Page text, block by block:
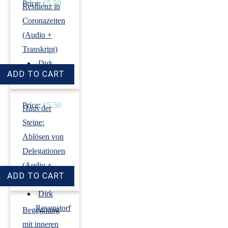
Price: €5.50
Resilienz in
Coronazeiten
(Audio +
Transkript)
›Dirk
Revenstorf
Price: €5.50
Haus der
Steine:
Ablösen von
Delegationen
(Audio +
Transkript)
›Dirk
Revenstorf
Begegnung
mit inneren